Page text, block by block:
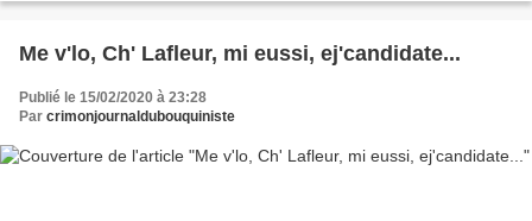
Me v'lo, Ch' Lafleur, mi eussi, ej'candidate...
Publié le 15/02/2020 à 23:28
Par crimonjournaldubouquiniste